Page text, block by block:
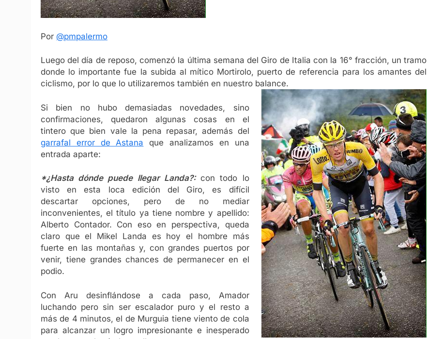
Por @pmpalermo
Luego del día de reposo, comenzó la última semana del Giro de Italia con la 16° fracción, un tramo
donde lo importante fue la subida al mítico Mortirolo, puerto de referencia para los amantes del
ciclismo, por lo que lo utilizaremos también en nuestro balance.
Si bien no hubo demasiadas novedades, sino
confirmaciones, quedaron algunas cosas en el
tintero que bien vale la pena repasar, además del
garrafal error de Astana que analizamos en una
entrada aparte:
*¿Hasta dónde puede llegar Landa?:con todo lo
visto en esta loca edición del Giro, es difícil
descartar opciones, pero de no mediar
inconvenientes, el título ya tiene nombre y apellido:
Alberto Contador. Con eso en perspectiva, queda
claro que el Mikel Landa es hoy el hombre más
fuerte en las montañas y, con grandes puertos por
venir, tiene grandes chances de permanecer en el
podio.
Con Aru desinflándose a cada paso, Amador
luchando pero sin ser escalador puro y el resto a
más de 4 minutos, el de Murguia tiene viento de cola
para alcanzar un logro impresionante e inesperado